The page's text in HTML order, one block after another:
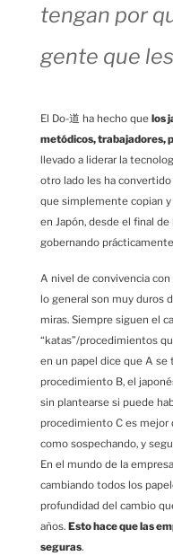
tengan por
gente que
El Do-道 ha hecho que los
metódicos, trabajadores,
llevado a liderar la
otro lado les ha convertido
que simplemente copian
en Japón, desde el final
gobernando
A nivel de convivencia
lo general son muy duros
miras. Siempre siguen el
“katas”/procedimientos
en un papel dice que A se
procedimiento B, el
sin plantearse si puede
procedimiento C es mejor
como sospechando, y
En el mundo de la
cambiando todos los
profundidad del cambio
años. Esto hace que las
seguras.